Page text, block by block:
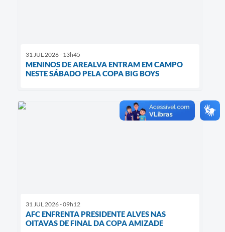
31 JUL 2026 - 13h45
MENINOS DE AREALVA ENTRAM EM CAMPO
NESTE SÁBADO PELA COPA BIG BOYS
31 JUL 2026 - 09h12
AFC ENFRENTA PRESIDENTE ALVES NAS
OITAVAS DE FINAL DA COPA AMIZADE